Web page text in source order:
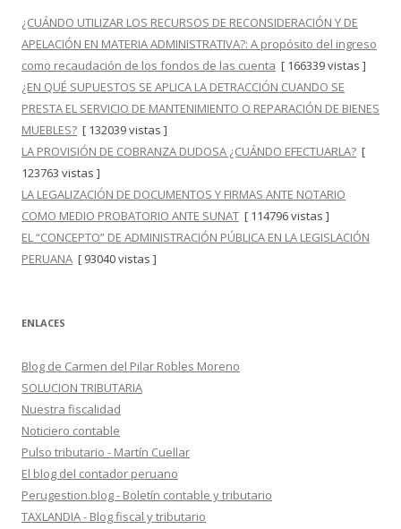
¿CUÁNDO UTILIZAR LOS RECURSOS DE RECONSIDERACIÓN Y DE
APELACIÓN EN MATERIA ADMINISTRATIVA?: A propósito del ingreso
como recaudación de los fondos de las cuenta [ 166339 vistas ]
¿EN QUÉ SUPUESTOS SE APLICA LA DETRACCIÓN CUANDO SE
PRESTA EL SERVICIO DE MANTENIMIENTO O REPARACIÓN DE BIENES
MUEBLES? [ 132039 vistas ]
LA PROVISIÓN DE COBRANZA DUDOSA ¿CUÁNDO EFECTUARLA? [
123763 vistas ]
LA LEGALIZACIÓN DE DOCUMENTOS Y FIRMAS ANTE NOTARIO
COMO MEDIO PROBATORIO ANTE SUNAT [ 114796 vistas ]
EL “CONCEPTO” DE ADMINISTRACIÓN PÚBLICA EN LA LEGISLACIÓN
PERUANA [ 93040 vistas ]
ENLACES
Blog de Carmen del Pilar Robles Moreno
SOLUCION TRIBUTARIA
Nuestra fiscalidad
Noticiero contable
Pulso tributario - Martín Cuellar
El blog del contador peruano
Perugestion.blog - Boletín contable y tributario
TAXLANDIA - Blog fiscal y tributario